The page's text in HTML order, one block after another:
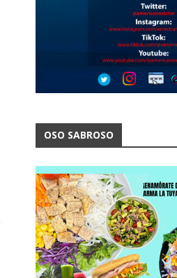
OSO SABROSO